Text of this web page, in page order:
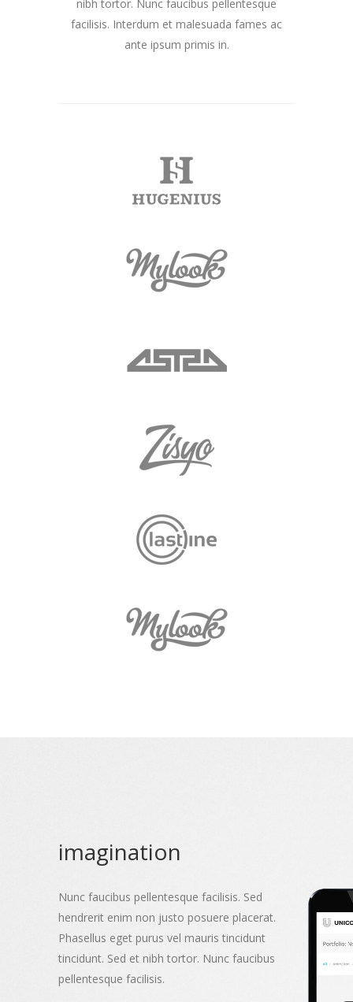
nibh tortor. Nunc faucibus pellentesque
facilisis. Interdum et malesuada fames ac
ante ipsum primis in.
imagination
Nunc faucibus pellentesque facilisis. Sed
hendrerit enim non justo posuere placerat.
Phasellus eget purus vel mauris tincidunt
tincidunt. Sed et nibh tortor. Nunc faucibus
pellentesque facilisis.